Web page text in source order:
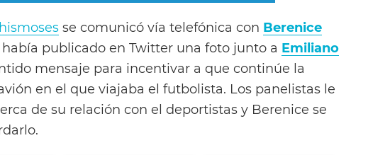
se comunicó vía telefónica con Berenice
había publicado en Twitter una foto junto a Emiliano
mensaje para incentivar a que continúe la
en el que viajaba el futbolista. Los panelistas le
de su relación con el deportistas y Berenice se